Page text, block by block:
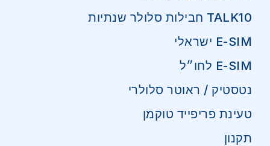
TALK10 חבילות סלולר שנתיות
E-SIM ישראלי
E-SIM לחו״ל
נטסטיק / ראוטר סלולרי
טעינת פריפייד טוקמן
תקנון